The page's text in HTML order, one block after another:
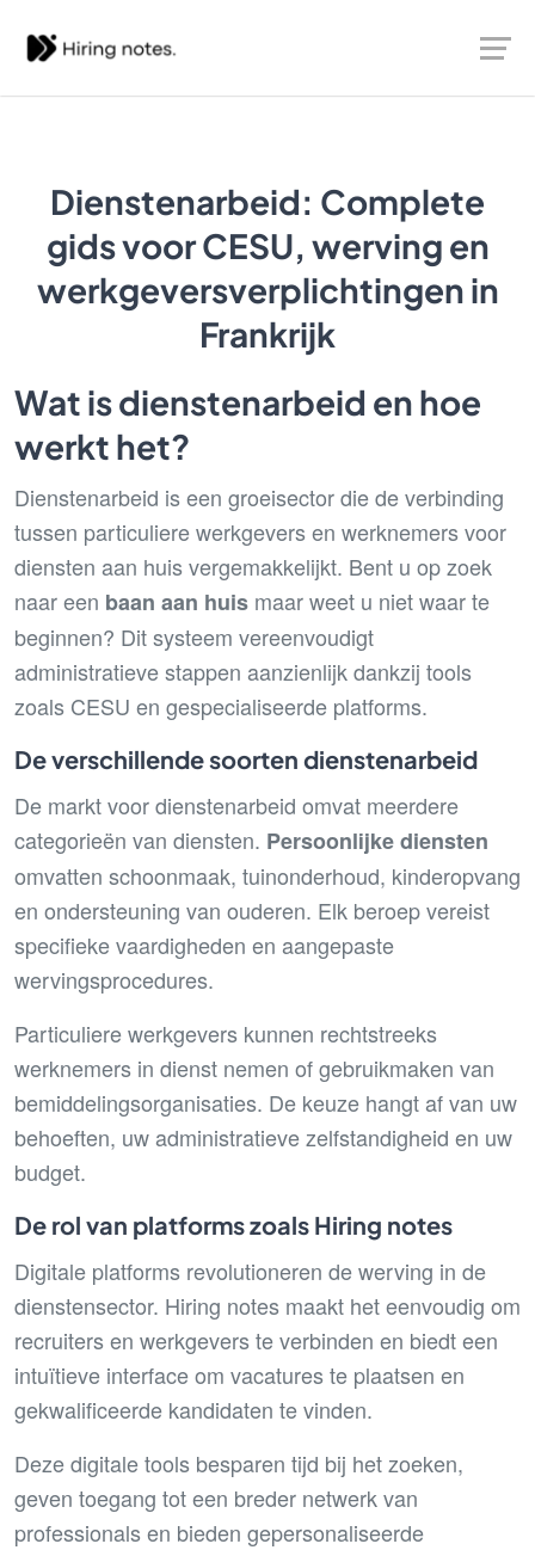
Dienstenarbeid: Complete
gids voor CESU, werving en
werkgeversverplichtingen in
Frankrijk
Wat is dienstenarbeid en hoe
werkt het?
Dienstenarbeid is een groeisector die de verbinding
tussen particuliere werkgevers en werknemers voor
diensten aan huis vergemakkelijkt. Bent u op zoek
naar een baan aan huis maar weet u niet waar te
beginnen? Dit systeem vereenvoudigt
administratieve stappen aanzienlijk dankzij tools
zoals CESU en gespecialiseerde platforms.
De verschillende soorten dienstenarbeid
De markt voor dienstenarbeid omvat meerdere
categorieën van diensten. Persoonlijke diensten
omvatten schoonmaak, tuinonderhoud, kinderopvang
en ondersteuning van ouderen. Elk beroep vereist
specifieke vaardigheden en aangepaste
wervingsprocedures.
Particuliere werkgevers kunnen rechtstreeks
werknemers in dienst nemen of gebruikmaken van
bemiddelingsorganisaties. De keuze hangt af van uw
behoeften, uw administratieve zelfstandigheid en uw
budget.
De rol van platforms zoals Hiring notes
Digitale platforms revolutioneren de werving in de
dienstensector. Hiring notes maakt het eenvoudig om
recruiters en werkgevers te verbinden en biedt een
intuïtieve interface om vacatures te plaatsen en
gekwalificeerde kandidaten te vinden.
Deze digitale tools besparen tijd bij het zoeken,
geven toegang tot een breder netwerk van
professionals en bieden gepersonaliseerde